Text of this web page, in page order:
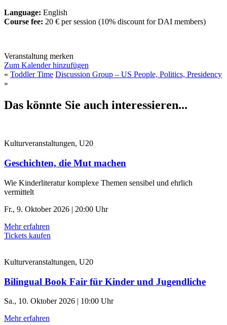
Language: English
Course fee: 20 € per session (10% discount for DAI members)
Veranstaltung merken
Zum Kalender hinzufügen
« Toddler Time Discussion Group – US People, Politics, Presidency
»
Das könnte Sie auch interessieren...
Kulturveranstaltungen, U20
Geschichten, die Mut machen
Wie Kinderliteratur komplexe Themen sensibel und ehrlich
vermittelt
Fr., 9. Oktober 2026 | 20:00 Uhr
Mehr erfahren
Tickets kaufen
Kulturveranstaltungen, U20
Bilingual Book Fair für Kinder und Jugendliche
Sa., 10. Oktober 2026 | 10:00 Uhr
Mehr erfahren